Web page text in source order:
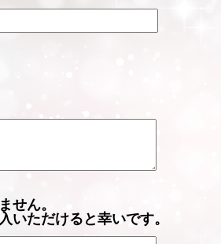
せん。
いただけると幸いです。